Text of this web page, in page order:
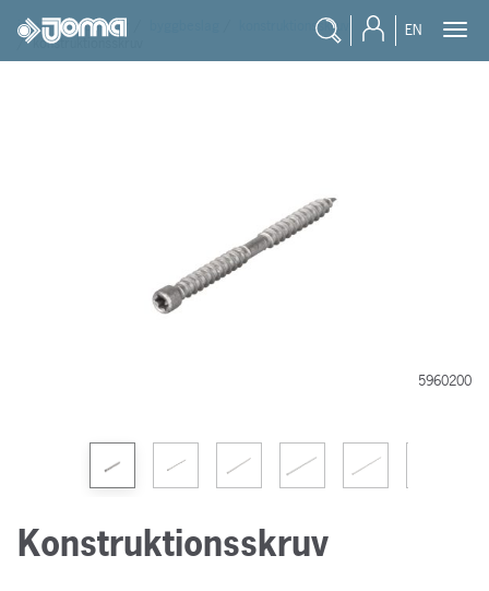
EN
joma / produkter
konstruktionsskruv
/ konstruktionsskruv
5960200
Konstruktionsskruv